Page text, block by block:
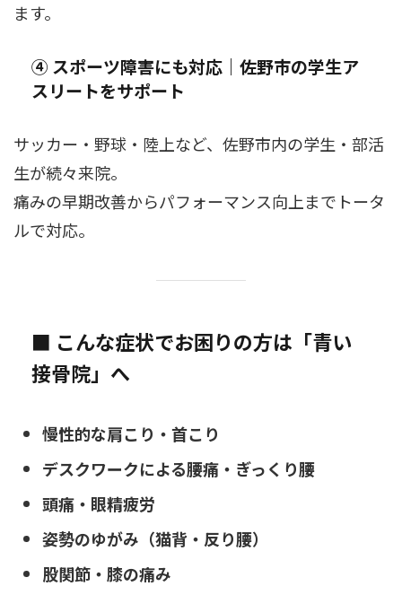
ます。
④ スポーツ障害にも対応｜佐野市の学生ア
スリートをサポート
サッカー・野球・陸上など、佐野市内の学生・部活
生が続々来院。
痛みの早期改善からパフォーマンス向上までトータ
ルで対応。
■ こんな症状でお困りの方は「青い
接骨院」へ
慢性的な肩こり・首こり
デスクワークによる腰痛・ぎっくり腰
頭痛・眼精疲労
姿勢のゆがみ（猫背・反り腰）
股関節・膝の痛み